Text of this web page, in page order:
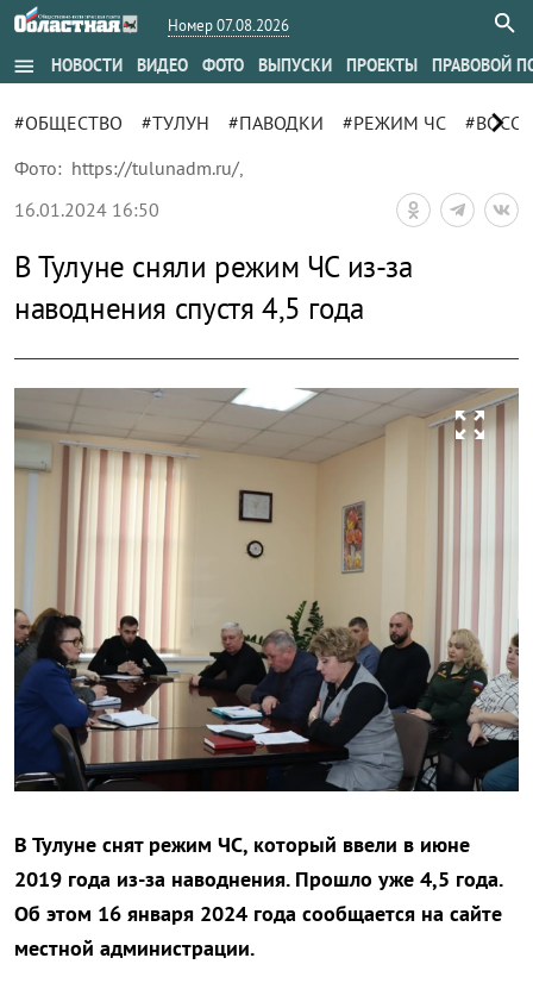
Номер 07.08.2026
menu НОВОСТИ ВИДЕО ФОТО ВЫПУСКИ ПРОЕКТЫ ПРАВОВОЙ
#ОБЩЕСТВО #ТУЛУН #ПАВОДКИ #РЕЖИМ ЧС chevron_right
Фото: https://tulunadm.ru/,
16.01.2024 16:50
В Тулуне сняли режим ЧС из-за
наводнения спустя 4,5 года
zoom_out_map
В Тулуне снят режим ЧС, который ввели в июне
2019 года из-за наводнения. Прошло уже 4,5 года.
Об этом 16 января 2024 года сообщается на сайте
местной администрации.